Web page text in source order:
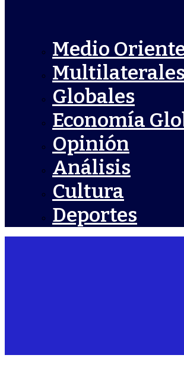
Medio
Globales
Economía
Opinión
Análisis
Cultura
Deportes